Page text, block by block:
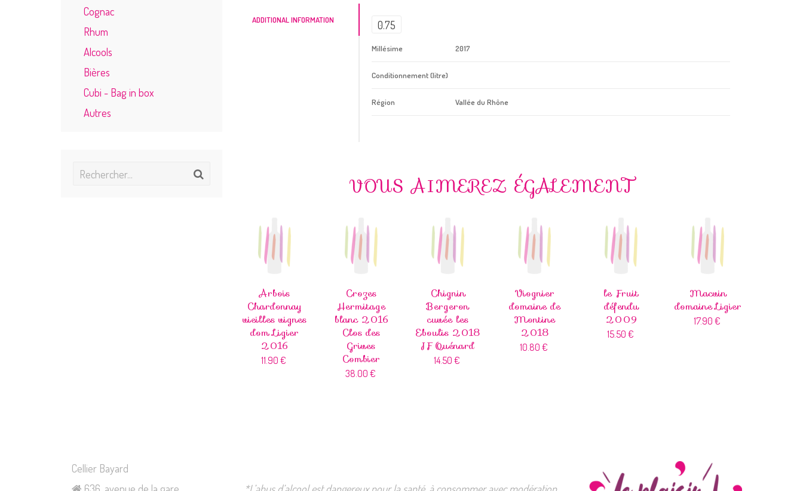
ADDITIONAL INFORMATION 0.75
Millésime 2017
Conditionnement (litre)
Région Vallée du Rhône
VOUS AIMEREZ ÉGALEMENT
Arbois
Chardonnay
vieilles vignes
dom Ligier
2016
11.90 €
Crozes
Hermitage
blanc 2016
Clos des
Grives
Combier
38.00 €
Chignin
Bergeron
cuvée les
Eboulis 2018
JF Quénard
14.50 €
Viognier
domaine de
Montine
2018
10.80 €
le Fruit
défendu
2009
15.50 €
Macvin
domaine Ligier
17.90 €
Cognac
Rhum
Alcools
Bières
Cubi - Bag in box
Autres
Cellier Bayard